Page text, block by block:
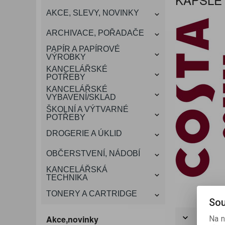
VÁNOCE
DÁRKOVÉ POTŘEBY
SMART DOPLŇKY
ROZDRUŽOVAČE
VIZITKY A JMENOVKY
OBÁLKY
TISKOPISY
KONFERENČNÍ SPISOVKY
NŮŽKY A NOŽE
TAŠKY, KUFRY, AKTOVKY
A OBALY
KANCELÁŘSKÝ
NÁBYTEK
OCHRANNÉ PRACOVNÍ
POMŮCKY
TABULE, NÁSTĚNKY
KRESLENÍ A MALOVÁNÍ
DEZINFEKCE-OCHRANA
PROSTŘEDKY NA PRANÍ
KONVICE A DŽBÁNY
SLADKÉ POTRAVINY
LAMINACE
ŠTÍTKOVAČE
AKCE, SLEVY, NOVINKY
ARCHIVACE, POŘADAČE
PAPÍR A PAPÍROVÉ
VÝROBKY
KANCELÁŘSKÉ
POTŘEBY
KANCELÁŘSKÉ
VYBAVENÍ/SKLAD
ŠKOLNÍ A VÝTVARNÉ
POTŘEBY
DROGERIE A ÚKLID
OBČERSTVENÍ, NÁDOBÍ
KANCELÁŘSKÁ
TECHNIKA
TONERY A CARTRIDGE
Akce,novinky
Na